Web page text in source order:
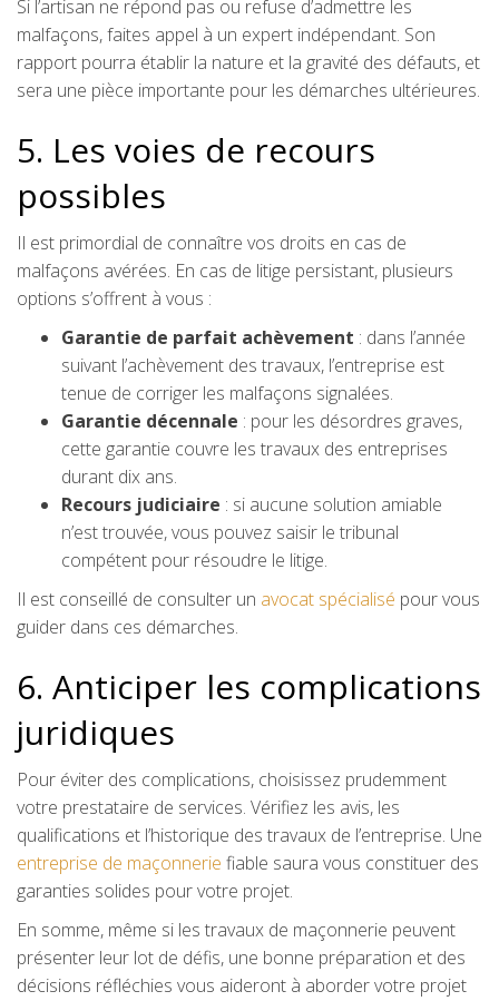
Si l’artisan ne répond pas ou refuse d’admettre les
malfaçons, faites appel à un expert indépendant. Son
rapport pourra établir la nature et la gravité des défauts, et
sera une pièce importante pour les démarches ultérieures.
5. Les voies de recours
possibles
Il est primordial de connaître vos droits en cas de
malfaçons avérées. En cas de litige persistant, plusieurs
options s’offrent à vous :
Garantie de parfait achèvement : dans l’année
suivant l’achèvement des travaux, l’entreprise est
tenue de corriger les malfaçons signalées.
Garantie décennale : pour les désordres graves,
cette garantie couvre les travaux des entreprises
durant dix ans.
Recours judiciaire : si aucune solution amiable
n’est trouvée, vous pouvez saisir le tribunal
compétent pour résoudre le litige.
Il est conseillé de consulter un avocat spécialisé pour vous
guider dans ces démarches.
6. Anticiper les complications
juridiques
Pour éviter des complications, choisissez prudemment
votre prestataire de services. Vérifiez les avis, les
qualifications et l’historique des travaux de l’entreprise. Une
entreprise de maçonnerie fiable saura vous constituer des
garanties solides pour votre projet.
En somme, même si les travaux de maçonnerie peuvent
présenter leur lot de défis, une bonne préparation et des
décisions réfléchies vous aideront à aborder votre projet